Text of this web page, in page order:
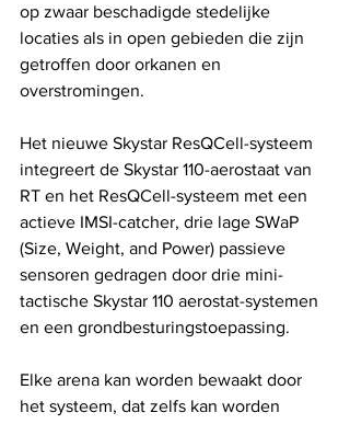
op zwaar beschadigde stedelijke
locaties als in open gebieden die zijn
getroffen door orkanen en
overstromingen.
Het nieuwe Skystar ResQCell-systeem
integreert de Skystar 110-aerostaat van
RT en het ResQCell-systeem met een
actieve IMSI-catcher, drie lage SWaP
(Size, Weight, and Power) passieve
sensoren gedragen door drie mini-
tactische Skystar 110 aerostat-systemen
en een grondbesturingstoepassing.
Elke arena kan worden bewaakt door
het systeem, dat zelfs kan worden